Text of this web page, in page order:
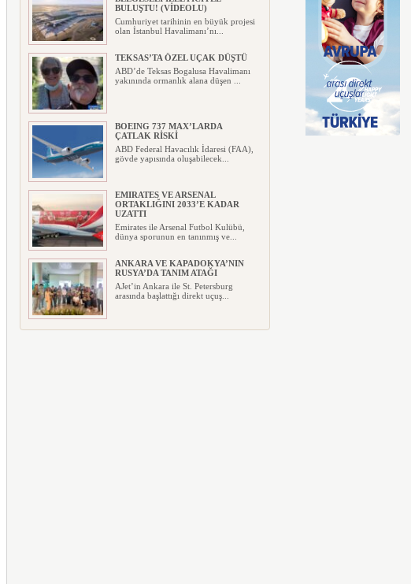
BULUŞTU! (VİDEOLU)
Cumhuriyet tarihinin en büyük projesi
olan İstanbul Havalimanı’nı...
TEKSAS’TA ÖZEL UÇAK DÜŞTÜ
ABD’de Teksas Bogalusa Havalimanı
yakınında ormanlık alana düşen ...
BOEING 737 MAX’LARDA
ÇATLAK RİSKİ
ABD Federal Havacılık İdaresi (FAA),
gövde yapısında oluşabilecek...
EMIRATES VE ARSENAL
ORTAKLIĞINI 2033’E KADAR
UZATTI
Emirates ile Arsenal Futbol Kulübü,
dünya sporunun en tanınmış ve...
ANKARA VE KAPADOKYA’NIN
RUSYA’DA TANIM ATAĞI
AJet’in Ankara ile St. Petersburg
arasında başlattığı direkt uçuş...
AYJET’E AİT EĞİTİM UÇAĞI